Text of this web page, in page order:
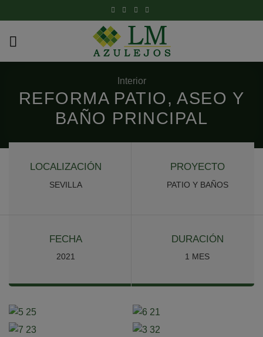
to
content
Interior
REFORMA PATIO, ASEO Y
BAÑO PRINCIPAL
LOCALIZACIÓN
SEVILLA
PROYECTO
PATIO Y BAÑOS
FECHA
2021
DURACIÓN
1 MES